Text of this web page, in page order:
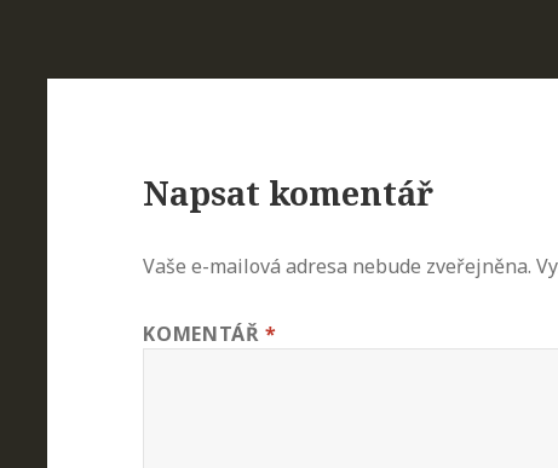
Napsat komentář
Vaše e-mailová adresa nebude zveřejněna.
KOMENTÁŘ*